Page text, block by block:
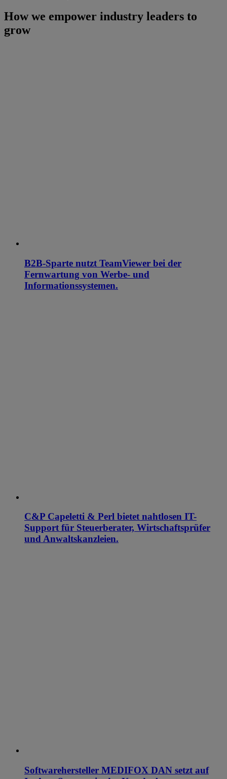
How we empower industry leaders to
grow
B2B-Sparte nutzt TeamViewer bei der
Fernwartung von Werbe- und
Informationssystemen.
C&P Capeletti & Perl bietet nahtlosen IT-
Support für Steuerberater, Wirtschaftsprüfer
und Anwaltskanzleien.
Softwarehersteller MEDIFOX DAN setzt auf